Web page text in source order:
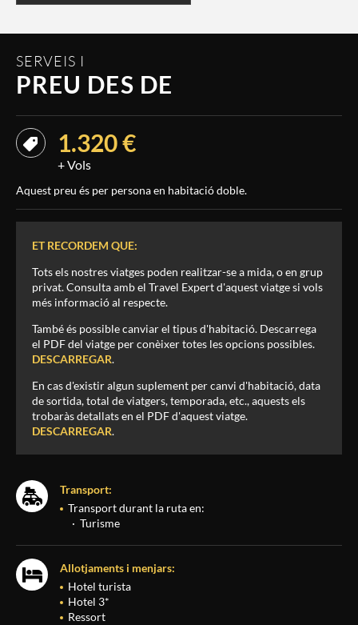
SERVEIS I
PREU DES DE
1.320 €
+ Vols
Aquest preu és per persona en habitació doble.
ET RECORDEM QUE:
Tots els nostres viatges poden realitzar-se a mida, o en grup
privat. Consulta amb el Travel Expert d'aquest viatge si vols
més informació al respecte.
També és possible canviar el tipus d'habitació. Descarrega
el PDF del viatge per conèixer totes les opcions possibles.
DESCARREGAR.
En cas d'existir algun suplement per canvi d'habitació, data
de sortida, total de viatgers, temporada, etc., aquests els
trobaràs detallats en el PDF d'aquest viatge.
DESCARREGAR.
Transport:
Transport durant la ruta en:
Turisme
Allotjaments i menjars:
Hotel turista
Hotel 3*
Ressort